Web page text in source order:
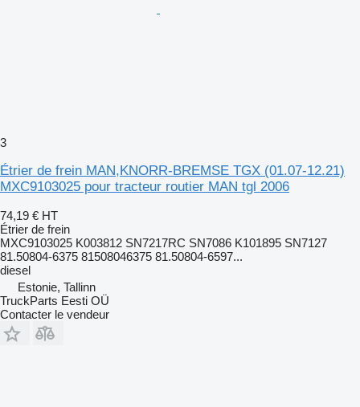
3
Étrier de frein MAN,KNORR-BREMSE TGX (01.07-12.21)
MXC9103025 pour tracteur routier MAN tgl 2006
74,19 € HT
Étrier de frein
MXC9103025 K003812 SN7217RC SN7086 K101895 SN7127
81.50804-6375 81508046375 81.50804-6597...
diesel
Estonie, Tallinn
TruckParts Eesti OÜ
Contacter le vendeur